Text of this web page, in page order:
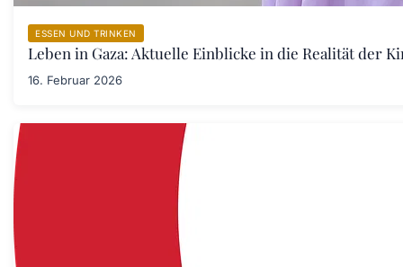
ESSEN UND TRINKEN
Leben in Gaza: Aktuelle Einblicke in die Realität der
16. Februar 2026